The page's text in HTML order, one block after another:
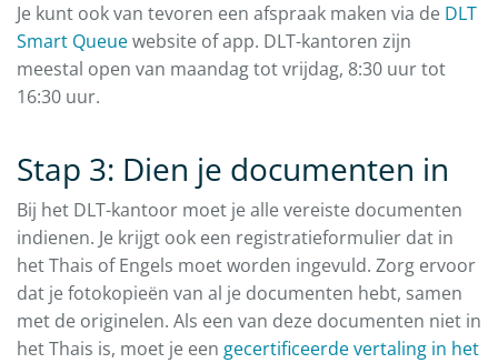
Je kunt ook van tevoren een afspraak maken via de DLT
Smart Queuewebsite of app. DLT-kantoren zijn
meestal open van maandag tot vrijdag, 8:30 uur tot
16:30 uur.
Stap 3: Dien je documenten in
Bij het DLT-kantoor moet je alle vereiste documenten
indienen. Je krijgt ook een registratieformulier dat in
het Thais of Engels moet worden ingevuld. Zorg ervoor
dat je fotokopieën van al je documenten hebt, samen
met de originelen. Als een van deze documenten niet in
het Thais is, moet je een gecertificeerde vertaling in het